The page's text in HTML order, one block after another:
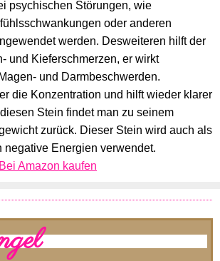
psychischen Störungen, wie
oder anderen
werden. Desweiteren hilft der
und Kieferschmerzen, er wirkt
und Darmbeschwerden.
die Konzentration und hilft wieder klarer
Stein findet man zu seinem
zurück. Dieser Stein wird auch als
negative Energien verwendet.
Amazon kaufen